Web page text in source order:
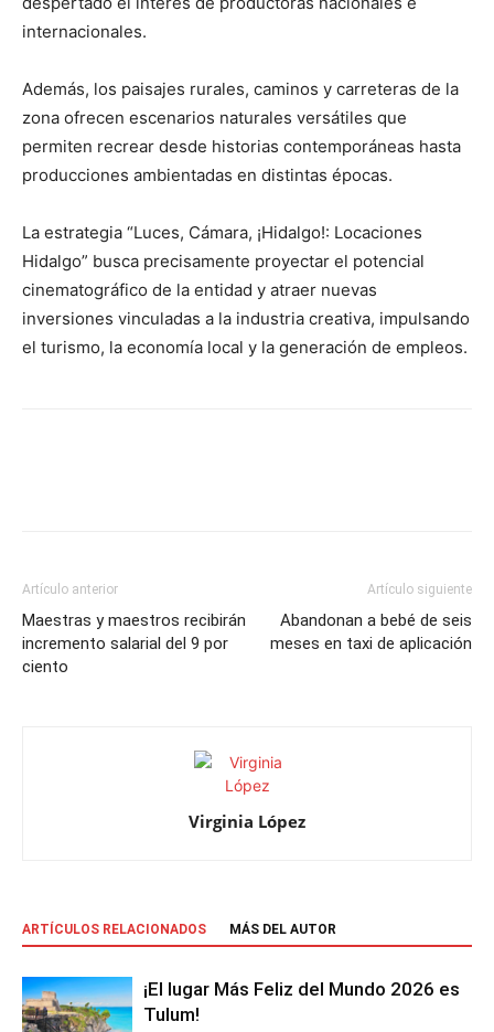
internacionales.
Además, los paisajes rurales, caminos y carreteras de la
zona ofrecen escenarios naturales versátiles que
permiten recrear desde historias contemporáneas hasta
producciones ambientadas en distintas épocas.
La estrategia “Luces, Cámara, ¡Hidalgo!: Locaciones
Hidalgo” busca precisamente proyectar el potencial
cinematográfico de la entidad y atraer nuevas
inversiones vinculadas a la industria creativa, impulsando
el turismo, la economía local y la generación de empleos.
Artículo anterior
Maestras y maestros recibirán
incremento salarial del 9 por
ciento
Artículo siguiente
Abandonan a bebé de seis
meses en taxi de aplicación
Virginia López
ARTÍCULOS RELACIONADOS MÁS DEL AUTOR
¡El lugar Más Feliz del Mundo 2026 es
Tulum!